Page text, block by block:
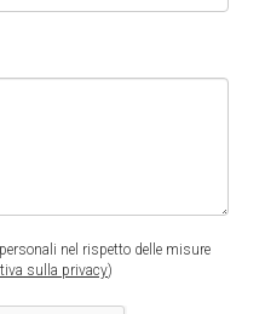
nel rispetto delle misure
sulla privacy)